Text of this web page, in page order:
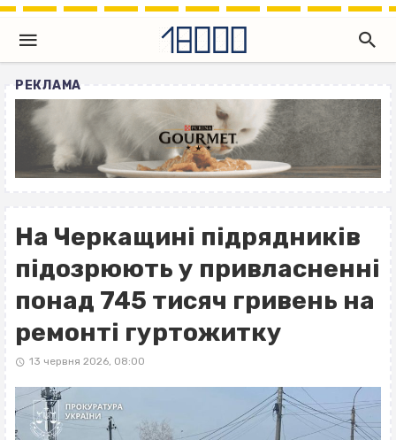
РЕКЛАМА
На Черкащині підрядників
підозрюють у привласненні
понад 745 тисяч гривень на
ремонті гуртожитку
13 червня 2026, 08:00